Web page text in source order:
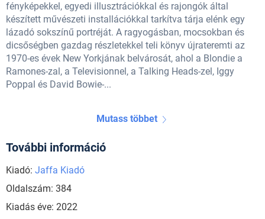
fényképekkel, egyedi illusztrációkkal és rajongók által
készített művészeti installációkkal tarkítva tárja elénk egy
lázadó sokszínű portréját. A ragyogásban, mocsokban és
dicsőségben gazdag részletekkel teli könyv újrateremti az
1970-es évek New Yorkjának belvárosát, ahol a Blondie a
Ramones-zal, a Televisionnel, a Talking Heads-zel, Iggy
Poppal és David Bowie-...
Mutass többet
További információ
Kiadó: Jaffa Kiadó
Oldalszám: 384
Kiadás éve: 2022